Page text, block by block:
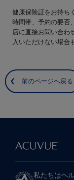
健康保険証をお持ち
時間帯、予約の要否
店に直接お問い合わ
入いただけない場合
前のページへ戻る
私たちは​ヘ